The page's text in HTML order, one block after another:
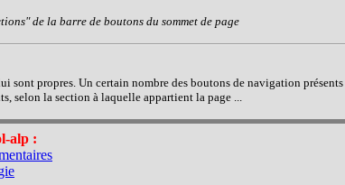
de la barre de boutons du sommet de page
propres. Un certain nombre des boutons de navigation présents
selon la section à laquelle appartient la page ...
alp :